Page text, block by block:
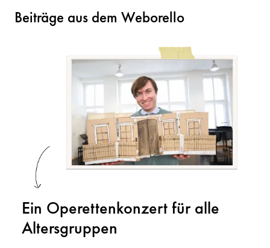
Beiträge aus dem Weborello
Ein Operettenkonzert für alle
Altersgruppen